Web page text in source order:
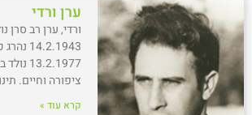
ערן ורדי
ורדי, ערן רב סרן
ציפורה וחיים.
קרא עוד »